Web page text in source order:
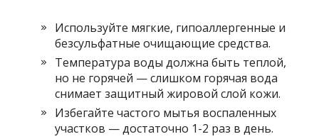
Используйте мягкие, гипоаллергенные и
безсульфатные очищающие средства.
Температура воды должна быть теплой,
но не горячей — слишком горячая вода
снимает защитный жировой слой кожи.
Избегайте частого мытья воспаленных
участков — достаточно 1-2 раз в день.